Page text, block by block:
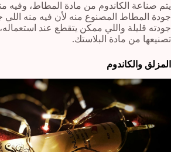
يتم صناعة الكاندوم من مادة المطاط، وفيه
جودة المطاط المصنوع منه لأن فيه منه اللي
جودته قليلة واللي ممكن يتقطع عند استعماله،
تصنيعها من مادة البلاستك.
المزلق والكاندوم